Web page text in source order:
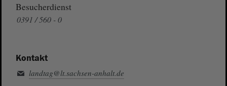
Besucherdienst
0391 / 560 - 0
Kontakt
landtag@lt.sachsen-anhalt.de